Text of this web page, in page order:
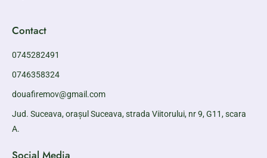
Contact
0745282491
0746358324
douafiremov@gmail.com
Jud. Suceava, orașul Suceava, strada Viitorului, nr 9, G11, scara
A.